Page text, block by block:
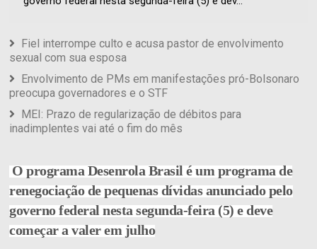
Fiel interrompe culto e acusa pastor de envolvimento
sexual com sua esposa
Envolvimento de PMs em manifestações pró-Bolsonaro
preocupa governadores e o STF
MEI: Prazo de regularização de débitos para
inadimplentes vai até o fim do mês
O programa Desenrola Brasil é um programa de
renegociação de pequenas dívidas anunciado pelo
governo federal nesta segunda-feira (5) e deve
começar a valer em julho